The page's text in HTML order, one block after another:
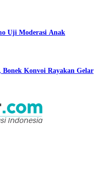
Uji Moderasi Anak
Bonek Konvoi Rayakan Gelar